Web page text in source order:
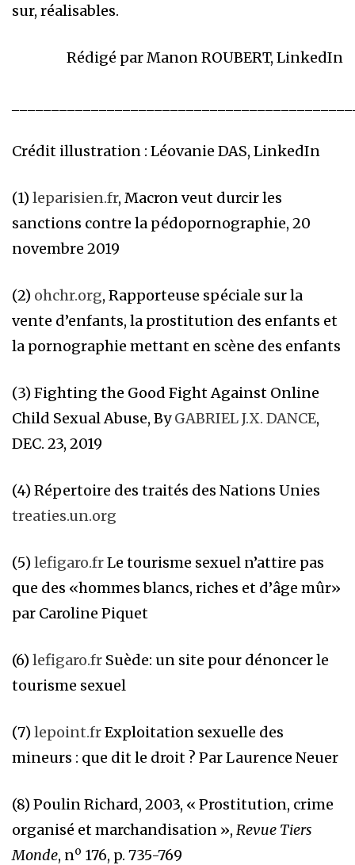
sur, réalisables.
Rédigé par Manon ROUBERT, LinkedIn
Crédit illustration : Léovanie DAS, LinkedIn
(1) leparisien.fr, Macron veut durcir les
sanctions contre la pédopornographie, 20
novembre 2019
(2) ohchr.org, Rapporteuse spéciale sur la
vente d’enfants, la prostitution des enfants et
la pornographie mettant en scène des enfants
(3) Fighting the Good Fight Against Online
Child Sexual Abuse, ByGABRIEL J.X. DANCE,
DEC. 23, 2019
(4) Répertoire des traités des Nations Unies
treaties.un.org
(5) lefigaro.frLe tourisme sexuel n’attire pas
que des «hommes blancs, riches et d’âge mûr»
par Caroline Piquet
(6) lefigaro.fr Suède: un site pour dénoncer le
tourisme sexuel
(7) lepoint.frExploitation sexuelle des
mineurs : que dit le droit ? Par Laurence Neuer
(8) Poulin Richard, 2003, « Prostitution, crime
organisé et marchandisation », Revue Tiers
Monde, no 176, p. 735-769